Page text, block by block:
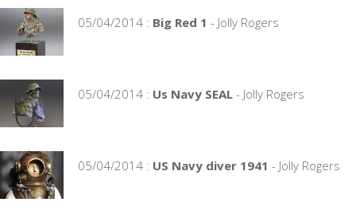
05/04/2014 : Big Red 1 - Jolly Rogers
05/04/2014 : Us Navy SEAL - Jolly Rogers
05/04/2014 : US Navy diver 1941 - Jolly Rogers